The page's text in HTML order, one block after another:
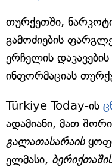
თურქეთში,
გამოძიების
ერჩელის
ინფორმაციას
Türkiye Today-ის
ადამიანი, მათ
გალათასარაის
ელმასი,